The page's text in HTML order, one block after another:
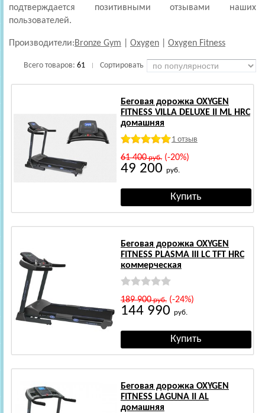
подтверждается позитивными отзывами наших
пользователей.
Производители:Bronze Gym Oxygen Oxygen Fitness
Всего товаров: 61 Сортировать
Беговая дорожка OXYGEN
FITNESS VILLA DELUXE II ML HRC
домашняя
1 отзыв
61 400руб.(-20%)
49 200 руб.
Беговая дорожка OXYGEN
FITNESS PLASMA III LC TFT HRC
коммерческая
189 900руб.(-24%)
144 990 руб.
Беговая дорожка OXYGEN
FITNESS LAGUNA II AL
домашняя